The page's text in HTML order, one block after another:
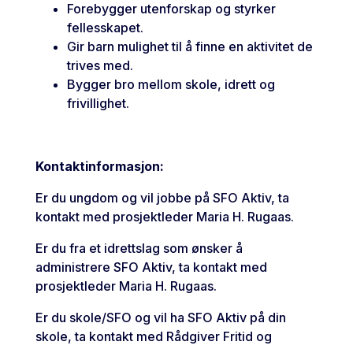
Forebygger utenforskap og styrker
fellesskapet.
Gir barn mulighet til å finne en aktivitet de
trives med.
Bygger bro mellom skole, idrett og
frivillighet.
Kontaktinformasjon:
Er du ungdom og vil jobbe på SFO Aktiv, ta
kontakt med prosjektleder Maria H. Rugaas.
Er du fra et idrettslag som ønsker å
administrere SFO Aktiv, ta kontakt med
prosjektleder Maria H. Rugaas.
Er du skole/SFO og vil ha SFO Aktiv på din
skole, ta kontakt med Rådgiver Fritid og